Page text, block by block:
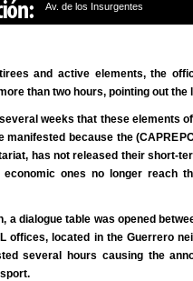
Av. de los Insurgentes
and active elements, the
than two hours, pointing out
weeks that these elements
manifested because the
has not released their short-
economic ones no longer reach
a dialogue table was opened
offices, located in the Guerrero
several hours causing the